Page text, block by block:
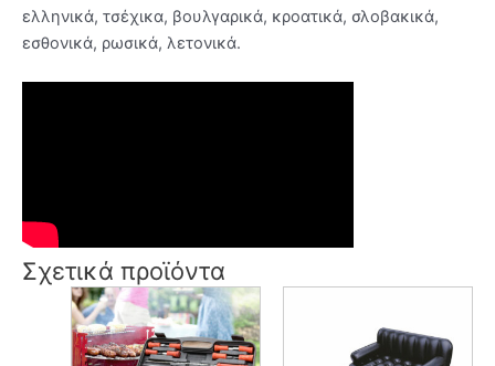
ελληνικά, τσέχικα, βουλγαρικά, κροατικά, σλοβακικά,
εσθονικά, ρωσικά, λετονικά.
Σχετικά προϊόντα